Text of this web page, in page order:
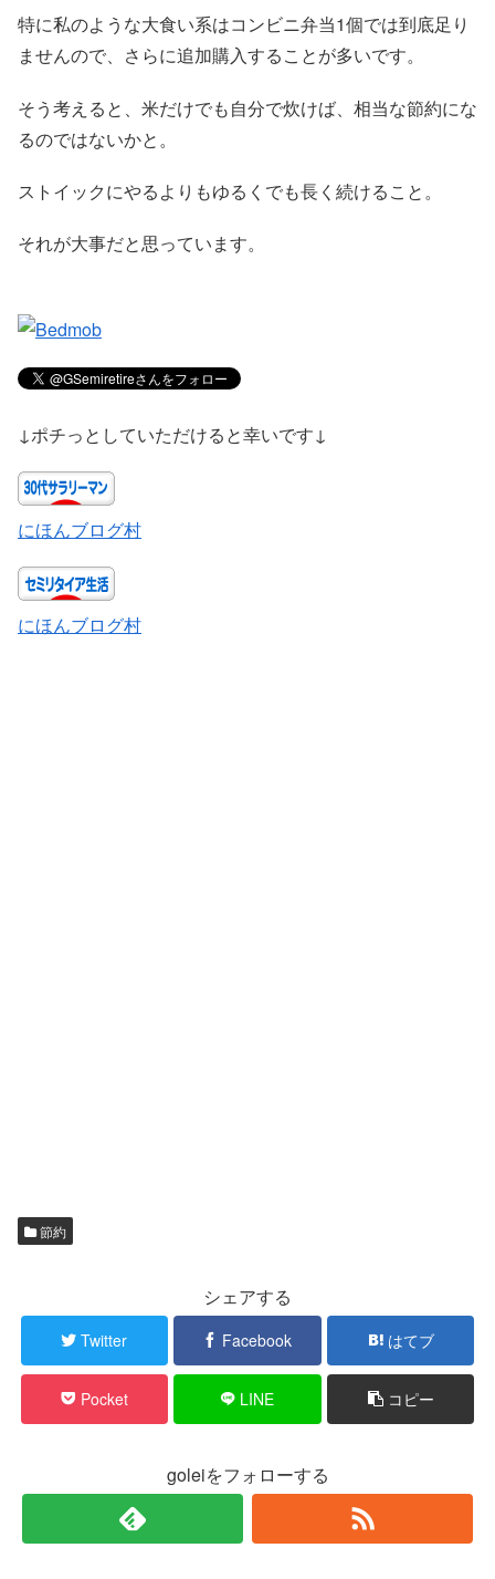
特に私のような大食い系はコンビニ弁当1個では到底足り
ませんので、さらに追加購入することが多いです。
そう考えると、米だけでも自分で炊けば、相当な節約にな
るのではないかと。
ストイックにやるよりもゆるくでも長く続けること。
それが大事だと思っています。
↓ポチっとしていただけると幸いです↓
にほんブログ村
にほんブログ村
節約
シェアする
Twitter Facebook はてブ
Pocket LINE コピー
goleiをフォローする